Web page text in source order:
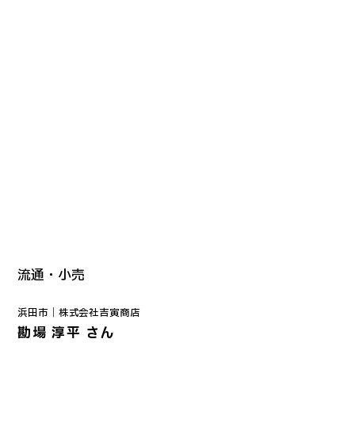
流通・小売
浜田市｜ 株式会社吉寅商店
勘場 淳平 さん